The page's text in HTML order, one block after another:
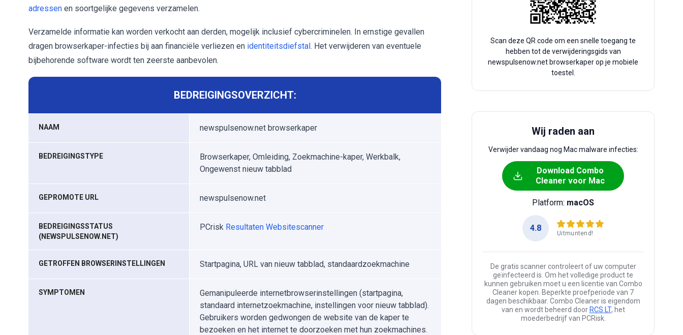
adressen en soortgelijke gegevens verzamelen.
Verzamelde informatie kan worden verkocht aan derden, mogelijk inclusief cybercriminelen. In ernstige gevallen
dragen browserkaper-infecties bij aan financiële verliezen en identiteitsdiefstal. Het verwijderen van eventuele
bijbehorende software wordt ten zeerste aanbevolen.
BEDREIGINGSOVERZICHT:
NAAM newspulsenow.net browserkaper
BEDREIGINGSTYPE
Browserkaper, Omleiding, Zoekmachine-kaper, Werkbalk,
Ongewenst nieuw tabblad
GEPROMOTE URL newspulsenow.net
BEDREIGINGSSTATUS
(NEWSPULSENOW.NET)
PCrisk Resultaten Websitescanner
GETROFFEN BROWSERINSTELLINGEN Startpagina, URL van nieuw tabblad, standaardzoekmachine
SYMPTOMEN
Gemanipuleerde internetbrowserinstellingen (startpagina,
standaard internetzoekmachine, instellingen voor nieuw tabblad).
Gebruikers worden gedwongen de website van de kaper te
bezoeken en het internet te doorzoeken met hun zoekmachines.
Scan deze QR code om een snelle toegang te
hebben tot de verwijderingsgids van
newspulsenow.net browserkaper op je mobiele
toestel.
Wij raden aan
Verwijder vandaag nog Mac malware infecties:
Download Combo
Cleaner voor Mac
Platform: macOS
4.8
Uitmuntend!
De gratis scanner controleert of uw computer
geïnfecteerd is. Om het volledige product te
kunnen gebruiken moet u een licentie van Combo
Cleaner kopen. Beperkte proefperiode van 7
dagen beschikbaar. Combo Cleaner is eigendom
van en wordt beheerd door RCS LT, het
moederbedrijf van PCRisk.